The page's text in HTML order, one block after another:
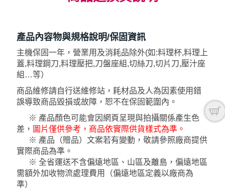
產品內容物與規格說明/保固資訊
主機保固一年，營業用及消耗品除外(如:料理杯,料理上
蓋,料理鋼刀,料理壓把,刀盤座組,切絲刀,切片刀,壓汁座
組…等）
商品維修請自行送維修站，耗材品及人為因素使用錯
誤導致商品毀損或故障，恕不在保固範圍內。
※ 產品顏色可能會因網頁呈現與拍攝關係產生色
差， 圖片僅供參考，商品依實際供貨樣式為準。
※ 產品（贈品）文案若有變動，敬請參照廠商提供
實際商品為準。
※ 全省運送不含偏遠地區、山區及離島，偏遠地區
需額外加收物流處理費用（偏遠地區定義以廠商為
準）